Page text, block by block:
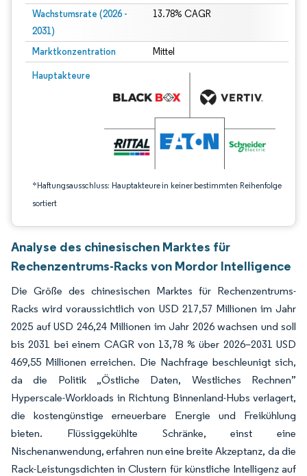
Wachstumsrate (2026 -
2031)
13.78% CAGR
Marktkonzentration Mittel
Hauptakteure
*Haftungsausschluss: Hauptakteure in keiner bestimmten Reihenfolge
sortiert
Bild © Mordor Intelligence. Wiederverwendung erfordert Namensnennung
Analyse des chinesischen Marktes für
Rechenzentrums-Racks von Mordor Intelligence
Die Größe des chinesischen Marktes für Rechenzentrums-
Racks wird voraussichtlich von USD 217,57 Millionen im Jahr
2025 auf USD 246,24 Millionen im Jahr 2026 wachsen und soll
bis 2031 bei einem CAGR von 13,78 % über 2026–2031 USD
469,55 Millionen erreichen. Die Nachfrage beschleunigt sich,
da die Politik „Östliche Daten, Westliches Rechnen”
Hyperscale-Workloads in Richtung Binnenland-Hubs verlagert,
die kostengünstige erneuerbare Energie und Freikühlung
bieten. Flüssiggekühlte Schränke, einst eine
Nischenanwendung, erfahren nun eine breite Akzeptanz, da die
Rack-Leistungsdichten in Clustern für künstliche Intelligenz auf